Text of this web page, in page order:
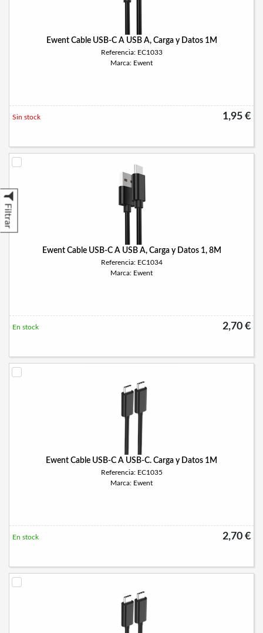
Filtrar
Ewent Cable USB-C A USB A, Carga y Datos 1M
Referencia: EC1033
Marca: Ewent
1,95 €
Sin stock
Ewent Cable USB-C A USB A, Carga y Datos 1, 8M
Referencia: EC1034
Marca: Ewent
2,70 €
En stock
Ewent Cable USB-C A USB-C. Carga y Datos 1M
Referencia: EC1035
Marca: Ewent
2,70 €
En stock